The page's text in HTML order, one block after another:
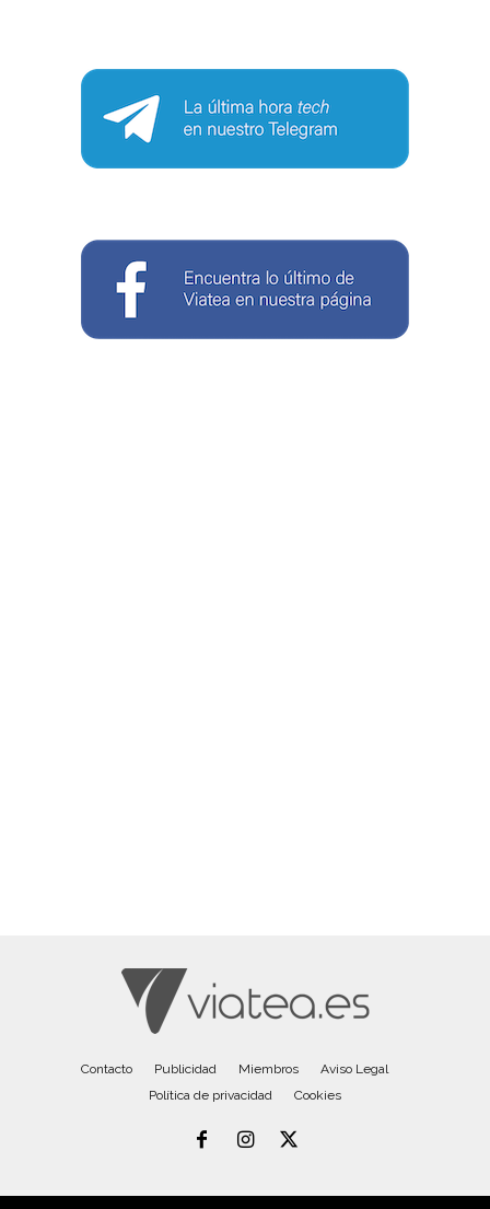
Contacto Publicidad Miembros
Aviso Legal
Política de privacidad
Cookies